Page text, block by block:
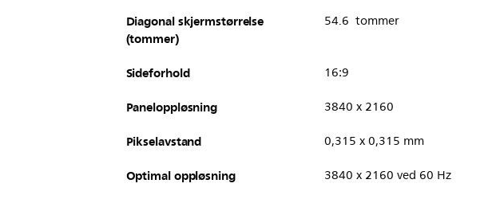
Diagonal skjermstørrelse
(tommer)
54.6 tommer
Sideforhold 16:9
Paneloppløsning 3840 x 2160
Pikselavstand 0,315 x 0,315 mm
Optimal oppløsning 3840 x 2160 ved 60 Hz